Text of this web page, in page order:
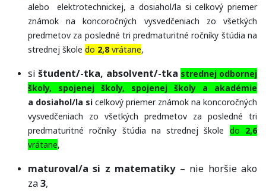
alebo elektrotechnickej, a dosiahol/la si celkový priemer
známok na koncoročných vysvedčeniach zo všetkých
predmetov za posledné tri predmaturitné ročníky štúdia na
strednej škole do 2,8vrátane,
sištudent/-tka, absolvent/-tka strednej odbornej
školy, spojenej školy, spojenej školy a akadémie
a dosiahol/la si celkový priemer známok na koncoročných
vysvedčeniach zo všetkých predmetov za posledné tri
predmaturitné ročníky štúdia na strednej škole do 2,6
vrátane,
maturoval/a si z matematiky– nie horšie ako
za3,